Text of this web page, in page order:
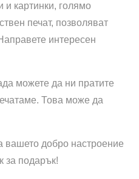
картинки, голямо
печат, позволяват
интересен
можете да ни пратите
Това може да
вашето добро настроение
за подарък!